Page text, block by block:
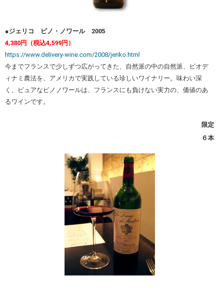
●ジェリコ ピノ・ノワール 2005
4,380円（税込4,599円）
https://www.delivery-wine.com/2008/jeriko.html
今までフランスで少しずつ広がってきた、自然派の中の自然派、ビオデ
ィナミ農法を、アメリカで実践している珍しいワイナリー。味わい深
く、ピュアなピノノワールは、フランスにも負けない実力の、価値のあ
るワインです。
限定
６本